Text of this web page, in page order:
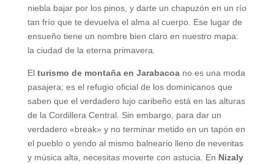
niebla bajar por los pinos, y darte un chapuzón en un río
tan frío que te devuelva el alma al cuerpo. Ese lugar de
ensueño tiene un nombre bien claro en nuestro mapa:
la ciudad de la eterna primavera.
El turismo de montaña en Jarabacoano es una moda
pasajera; es el refugio oficial de los dominicanos que
saben que el verdadero lujo caribeño está en las alturas
de la Cordillera Central. Sin embargo, para dar un
verdadero «break» y no terminar metido en un tapón en
el pueblo o yendo al mismo balneario lleno de neveritas
y música alta, necesitas moverte con astucia. En Nizaly